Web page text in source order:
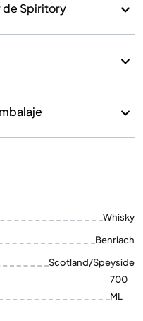
Spiritory
Whisky
Benriach
Scotland/Speyside
700
ML